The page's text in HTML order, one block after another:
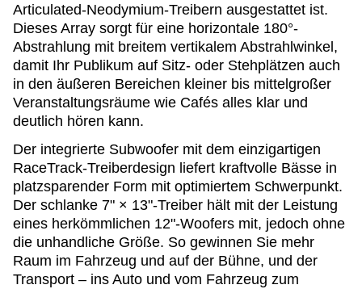
Articulated-Neodymium-Treibern ausgestattet ist.
Dieses Array sorgt für eine horizontale 180°-
Abstrahlung mit breitem vertikalem Abstrahlwinkel,
damit Ihr Publikum auf Sitz- oder Stehplätzen auch
in den äußeren Bereichen kleiner bis mittelgroßer
Veranstaltungsräume wie Cafés alles klar und
deutlich hören kann.
Der integrierte Subwoofer mit dem einzigartigen
RaceTrack-Treiberdesign liefert kraftvolle Bässe in
platzsparender Form mit optimiertem Schwerpunkt.
Der schlanke 7" × 13"-Treiber hält mit der Leistung
eines herkömmlichen 12"-Woofers mit, jedoch ohne
die unhandliche Größe. So gewinnen Sie mehr
Raum im Fahrzeug und auf der Bühne, und der
Transport – ins Auto und vom Fahrzeug zum